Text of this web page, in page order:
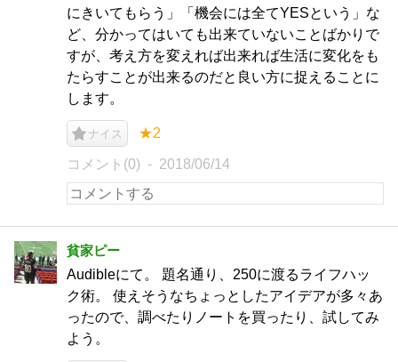
にきいてもらう」「機会には全てYESという」な
ど、分かってはいても出来ていないことばかりで
すが、考え方を変えれば出来れば生活に変化をも
たらすことが出来るのだと良い方に捉えることに
します。
ナイス ★2
コメント(0) 2018/06/14
貧家ピー
Audibleにて。 題名通り、250に渡るライフハッ
ク術。 使えそうなちょっとしたアイデアが多々あ
ったので、調べたりノートを買ったり、試してみ
よう。